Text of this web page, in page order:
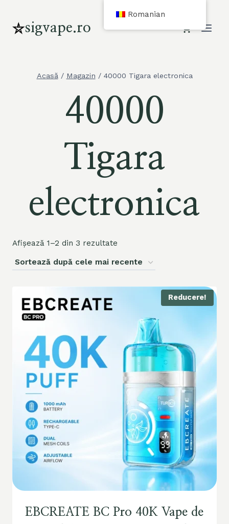
conținutsigvape.ro
Acasă / Magazin / 40000 Tigara electronica
40000
Tigara
electronica
Afișează 1–2 din 3 rezultate
Reducere!
EBCREATE BC Pro 40K Vape de
Romanian